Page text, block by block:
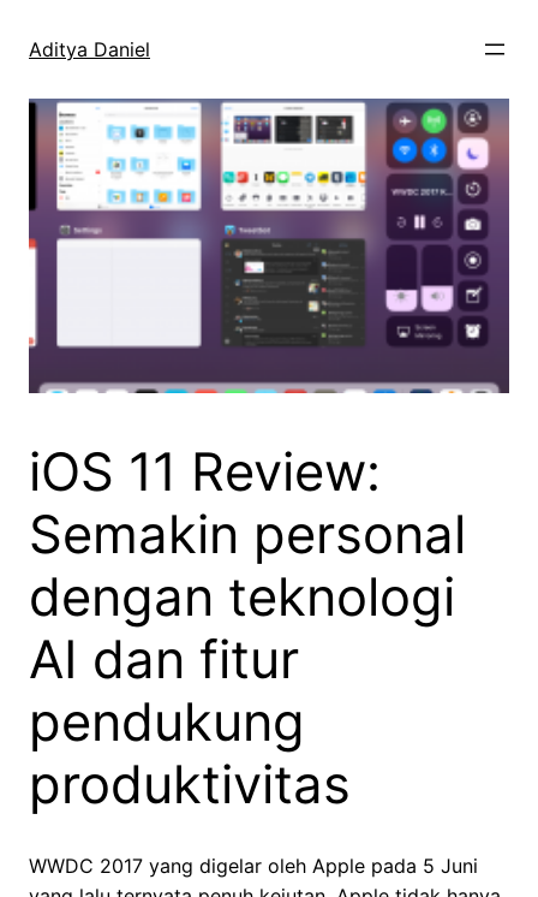
Aditya Daniel
iOS 11 Review:
Semakin personal
dengan teknologi
AI dan fitur
pendukung
produktivitas
WWDC 2017 yang digelar oleh Apple pada 5 Juni